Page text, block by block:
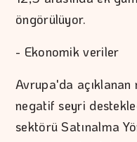
öngörülüyor.
- Ekonomik veriler
Avrupa'da
negatif seyri
sektörü Satınalma